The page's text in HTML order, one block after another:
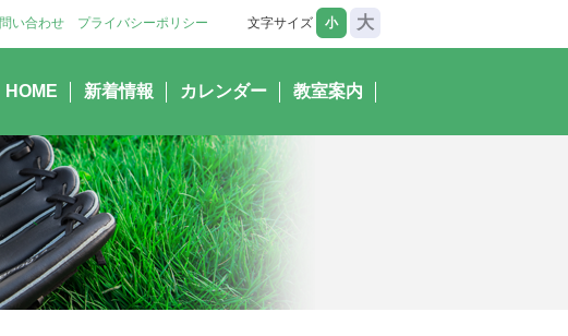
い合わせ プライバシーポリシー
HOME 新着情報 カレンダー 教室案内
文字サイズ 小 大